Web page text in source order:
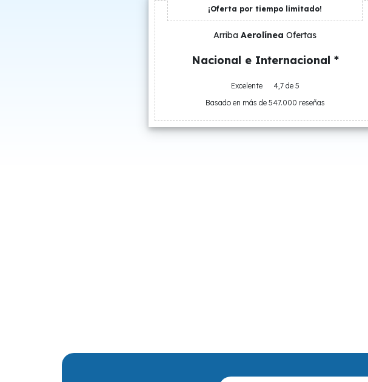
¡Oferta por tiempo limitado!
Arriba Aerolínea Ofertas
Nacional e Internacional *
Excelente
4,7 de 5
Basado en más de 547.000 reseñas